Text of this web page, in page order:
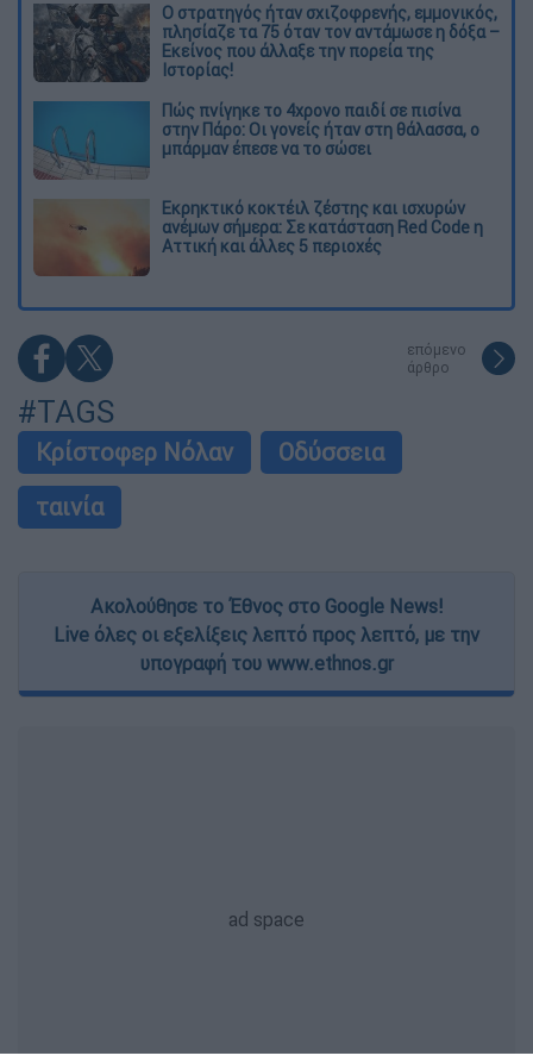
O στρατηγός ήταν σχιζοφρενής, εμμονικός,
πλησίαζε τα 75 όταν τον αντάμωσε η δόξα –
Εκείνος που άλλαξε την πορεία της
Ιστορίας!
Πώς πνίγηκε το 4χρονο παιδί σε πισίνα
στην Πάρο: Οι γονείς ήταν στη θάλασσα, ο
μπάρμαν έπεσε να το σώσει
Εκρηκτικό κοκτέιλ ζέστης και ισχυρών
ανέμων σήμερα: Σε κατάσταση Red Code η
Αττική και άλλες 5 περιοχές
επόμενο
άρθρο
#TAGS
Κρίστοφερ Νόλαν
Οδύσσεια
ταινία
Ακολούθησε το Έθνος στο Google News!
Live όλες οι εξελίξεις λεπτό προς λεπτό, με την
υπογραφή του www.ethnos.gr